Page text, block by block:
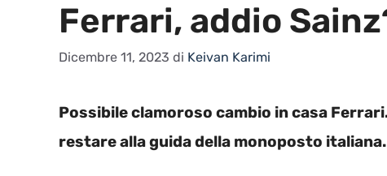
Ferrari, addio
Dicembre 11, 2023 di Keivan Karimi
Possibile clamoroso cambio in casa
restare alla guida della monoposto italiana.